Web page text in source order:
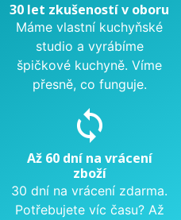
30 let zkušeností v oboru
Máme vlastní kuchyňské
studio a vyrábíme
špičkové kuchyně. Víme
přesně, co funguje.
sync
Až 60 dní na vrácení
zboží
30 dní na vrácení zdarma.
Potřebujete víc času? Až